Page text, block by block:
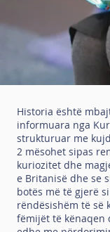
Historia është
informuara nga
strukturuar me
2 mësohet sipas
kuriozitet dhe
e Britanisë dhe se
botës më të gjerë
rëndësishëm të së
fëmijët të kënaqen